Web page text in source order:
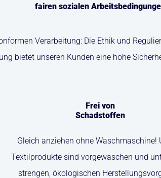
fairen sozialen
Verarbeitung: Die Ethik und
bietet unseren Kunden eine hohe
Frei von
Schadstoffen
Gleich anziehen ohne Waschmaschine!
Textilprodukte sind vorgewaschen und
strengen, ökologischen